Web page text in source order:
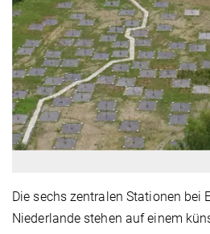
Die sechs zentralen Stationen bei
Niederlande stehen auf einem